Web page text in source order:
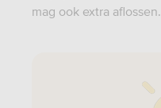
mag ook extra aflossen.